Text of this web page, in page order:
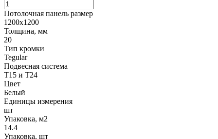
Потолочная панель размер
1200х1200
Толщина, мм
20
Тип кромки
Tegular
Подвесная система
Т15 и Т24
Цвет
Белый
Единицы измерения
шт
Упаковка, м2
14.4
Упаковка, шт